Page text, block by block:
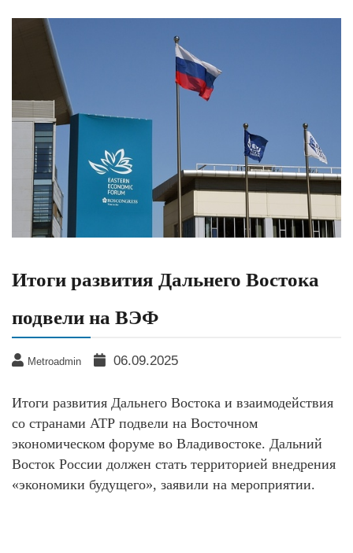
Итоги развития Дальнего Востока
подвели на ВЭФ
Metroadmin 06.09.2025
Итоги развития Дальнего Востока и взаимодействия
со странами АТР подвели на Восточном
экономическом форуме во Владивостоке. Дальний
Восток России должен стать территорией внедрения
«экономики будущего», заявили на мероприятии.